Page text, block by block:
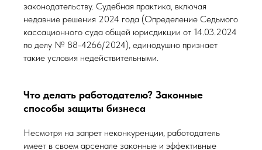
законодательству. Судебная практика, включая
недавние решения 2024 года (Определение Седьмого
кассационного суда общей юрисдикции от 14.03.2024
по делу № 88-4266/2024), единодушно признает
такие условия недействительными.
Что делать работодателю? Законные
способы защиты бизнеса
Несмотря на запрет неконкуренции, работодатель
имеет в своем арсенале законные и эффективные